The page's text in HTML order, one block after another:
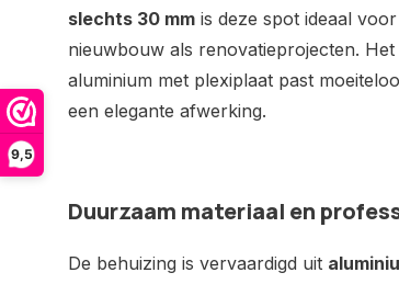
9,5
slechts 30 mm is deze spot ideaal
nieuwbouw als renovatieprojecten.
aluminium met plexiplaat past
een elegante afwerking.
Duurzaam materiaal en
De behuizing is vervaardigd uit